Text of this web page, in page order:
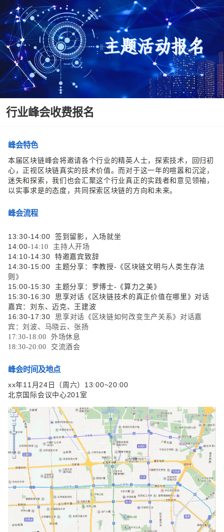
行业峰会收费报名
峰会特色
本届区块链峰会将邀请各个行业的精英人士，探索技术，回归初
心，正视区块链真实的技术价值。而对于这一年的喧嚣和沉淀，
迷失和探索，我们也会汇聚这个行业真正的实践者和意见领袖，
以实事求是的态度，共同探索区块链的方向和未来。
峰会流程
13:30-14:00 签到留影，入场就坐
14:00-14:10 主持人开场
14:10-14:30 特邀嘉宾致辞
14:30-15:00 主题分享：李教授-《区块链文明与人类生存法
则 》
15:00-15:30 主题分享：罗博士-《算力之美》
15:30-16:30 思享对话《区块链技术的真正价值在哪里》对话
嘉宾：刘东、迈克、王建波
16:30-17:30 思享对话《区块链如何改变生产关系》对话嘉
宾：刘波、马晓云、张扬
17:30-18:00 外场休息
18:30-20:00 交流酒会
峰会时间及地点
xx年11月24日（周六）13:00~20:00
北京国际会议中心201室